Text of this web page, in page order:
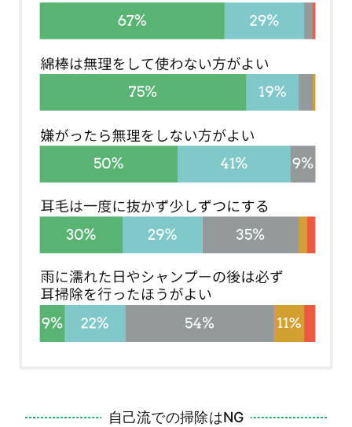
自己流での掃除はNG